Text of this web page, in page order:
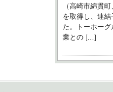
（高崎市綿貫
を取得し、連
た。トーホー
業との […]